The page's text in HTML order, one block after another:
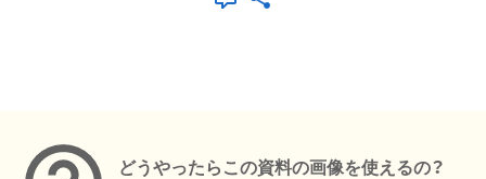
どうやったらこの資料の画像を使えるの？